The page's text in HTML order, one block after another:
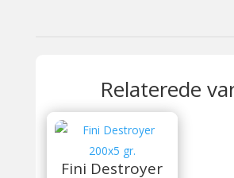
Relaterede
Fini Destroyer